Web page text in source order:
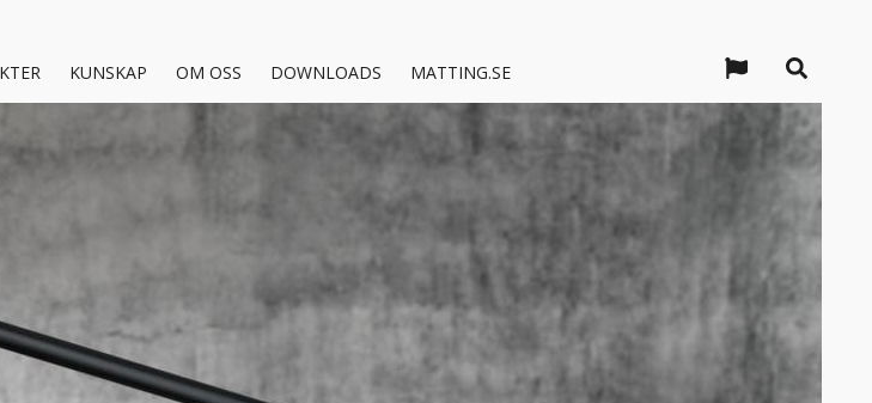
KUNSKAP OM OSS DOWNLOADS MATTING.SE